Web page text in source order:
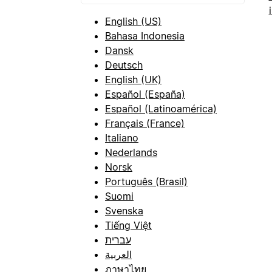
English (US)
Bahasa Indonesia
Dansk
Deutsch
English (UK)
Español (España)
Español (Latinoamérica)
Français (France)
Italiano
Nederlands
Norsk
Português (Brasil)
Suomi
Svenska
Tiếng Việt
עברית
العربية
ภาษาไทย